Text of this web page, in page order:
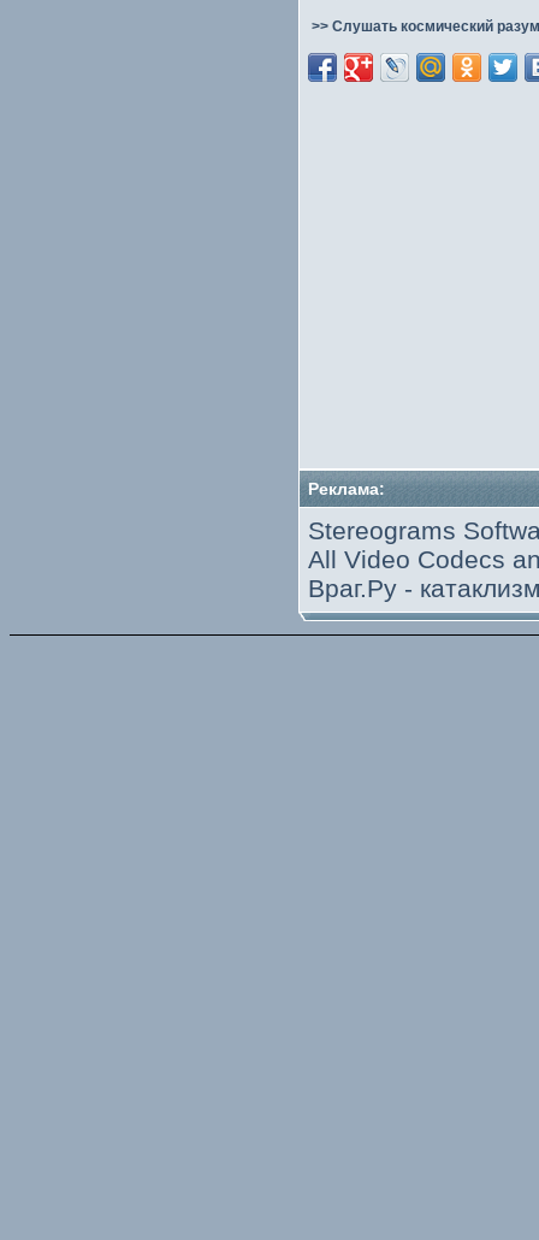
>> Слушать космический
Реклама:
Stereograms
All Video Codecs
Враг.Ру -